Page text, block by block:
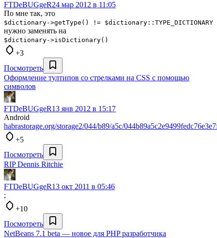
FTDeBUGgeR24 мар 2012 в 11:05
По мне так, это
$dictionary->getType() != $dictionary::TYPE_DICTIONARY
нужно заменять на
$dictionary->isDictionary()
+3
Посмотреть
Оформление тултипов со стрелками на CSS с помощью
символов
FTDeBUGgeR13 янв 2012 в 15:17
Android
habrastorage.org/storage2/044/b89/a5c/
+5
Посмотреть
RIP Dennis Ritchie
FTDeBUGgeR13 окт 2011 в 05:46
;
+10
Посмотреть
NetBeans 7.1 beta — новое для PHP разработчика